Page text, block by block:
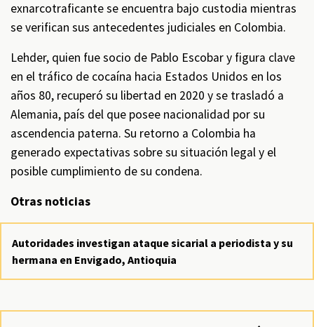
exnarcotraficante se encuentra bajo custodia mientras
se verifican sus antecedentes judiciales en Colombia.
Lehder, quien fue socio de Pablo Escobar y figura clave
en el tráfico de cocaína hacia Estados Unidos en los
años 80, recuperó su libertad en 2020 y se trasladó a
Alemania, país del que posee nacionalidad por su
ascendencia paterna. Su retorno a Colombia ha
generado expectativas sobre su situación legal y el
posible cumplimiento de su condena.
Otras noticias
Autoridades investigan ataque sicarial a periodista y su
hermana en Envigado, Antioquia